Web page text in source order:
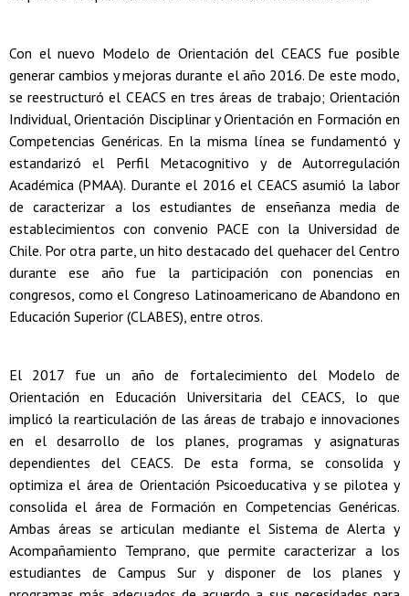
Con el nuevo Modelo de Orientación del CEACS fue posible
generar cambios y mejoras durante el año 2016. De este modo,
se reestructuró el CEACS en tres áreas de trabajo; Orientación
Individual, Orientación Disciplinar y Orientación en Formación en
Competencias Genéricas. En la misma línea se fundamentó y
estandarizó el Perfil Metacognitivo y de Autorregulación
Académica (PMAA). Durante el 2016 el CEACS asumió la labor
de caracterizar a los estudiantes de enseñanza media de
establecimientos con convenio PACE con la Universidad de
Chile. Por otra parte, un hito destacado del quehacer del Centro
durante ese año fue la participación con ponencias en
congresos, como el Congreso Latinoamericano de Abandono en
Educación Superior (CLABES), entre otros.
El 2017 fue un año de fortalecimiento del Modelo de
Orientación en Educación Universitaria del CEACS, lo que
implicó la rearticulación de las áreas de trabajo e innovaciones
en el desarrollo de los planes, programas y asignaturas
dependientes del CEACS. De esta forma, se consolida y
optimiza el área de Orientación Psicoeducativa y se pilotea y
consolida el área de Formación en Competencias Genéricas.
Ambas áreas se articulan mediante el Sistema de Alerta y
Acompañamiento Temprano, que permite caracterizar a los
estudiantes de Campus Sur y disponer de los planes y